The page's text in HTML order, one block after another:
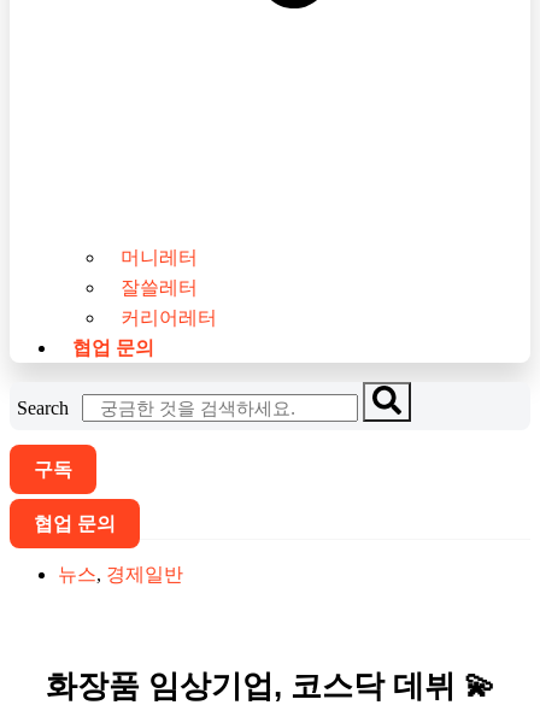
머니레터
잘쓸레터
커리어레터
협업 문의
Search
구독
협업 문의
뉴스, 경제일반
화장품 임상기업, 코스닥 데뷔 💫